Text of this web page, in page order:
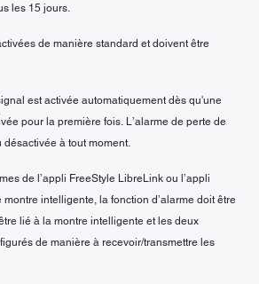
les 15 jours.
de manière standard et doivent être
est activée automatiquement dès qu'une
pour la première fois. L’alarme de perte de
à tout moment.
de l’appli FreeStyle LibreLink ou l’appli
montre intelligente, la fonction d’alarme doit être
lié à la montre intelligente et les deux
de manière à recevoir/transmettre les